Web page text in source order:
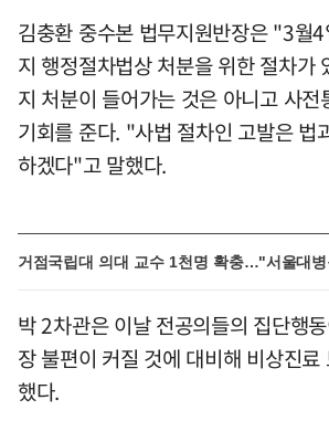
김충환 중수본 법무지원반장은 "3월
지 행정절차법상 처분을 위한 절차가
지 처분이 들어가는 것은 아니고 사
기회를 준다. "사법 절차인 고발은 법
하겠다"고 말했다.
거점국립대 의대 교수 1천명 확충…"서울대
박 2차관은 이날 전공의들의 집단행
장 불편이 커질 것에 대비해 비상진
했다.